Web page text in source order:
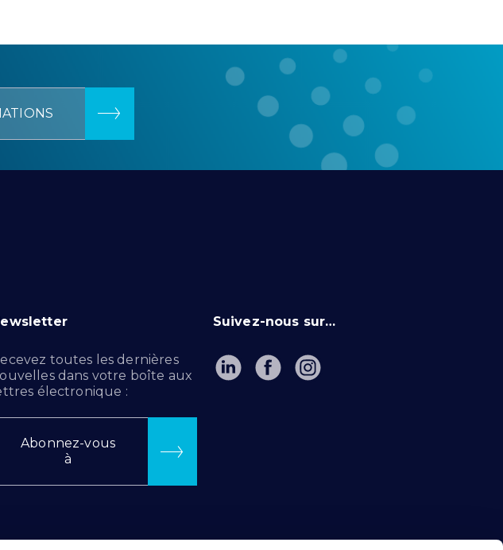
toutes les dernières
dans votre boîte aux
électronique :
Abonnez-vous
à
Suivez-nous sur…